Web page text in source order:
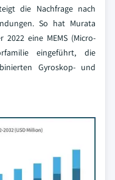
die Nachfrage nach
So hat Murata
eine MEMS (Micro-
eingeführt, die
Gyroskop- und